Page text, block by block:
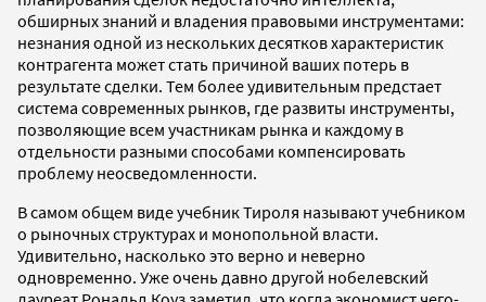
обширных знаний и владения правовыми инструментами:
незнания одной из нескольких десятков характеристик
контрагента может стать причиной ваших потерь в
результате сделки. Тем более удивительным предстает
система современных рынков, где развиты инструменты,
позволяющие всем участникам рынка и каждому в
отдельности разными способами компенсировать
проблему неосведомленности.
В самом общем виде учебник Тироля называют учебником
о рыночных структурах и монопольной власти.
Удивительно, насколько это верно и неверно
одновременно. Уже очень давно другой нобелевский